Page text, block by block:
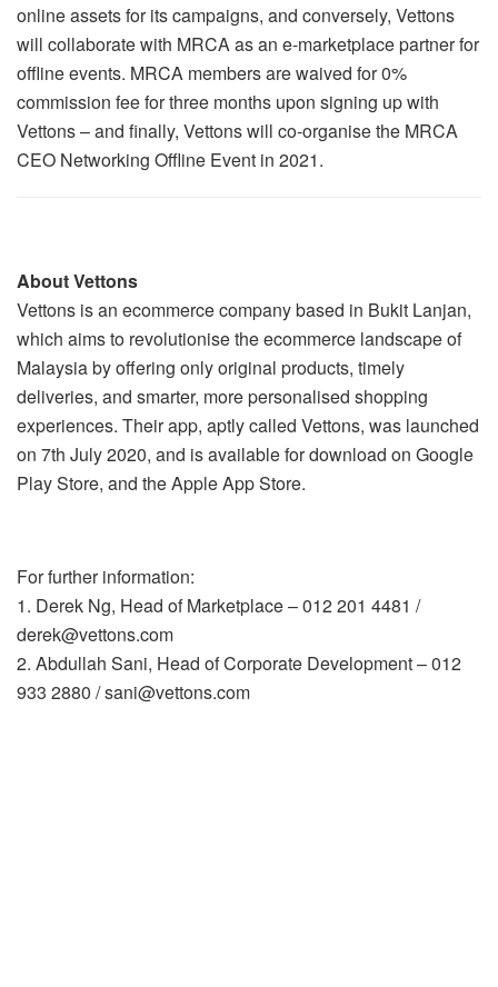
online assets for its campaigns, and conversely, Vettons
will collaborate with MRCA as an e-marketplace partner for
offline events. MRCA members are waived for 0%
commission fee for three months upon signing up with
Vettons – and finally, Vettons will co-organise the MRCA
CEO Networking Offline Event in 2021.
About Vettons
Vettons is an ecommerce company based in Bukit Lanjan,
which aims to revolutionise the ecommerce landscape of
Malaysia by offering only original products, timely
deliveries, and smarter, more personalised shopping
experiences. Their app, aptly called Vettons, was launched
on 7th July 2020, and is available for download on Google
Play Store, and the Apple App Store.
For further information:
1. Derek Ng, Head of Marketplace – 012 201 4481 /
derek@vettons.com
2. Abdullah Sani, Head of Corporate Development – 012
933 2880 /sani@vettons.com